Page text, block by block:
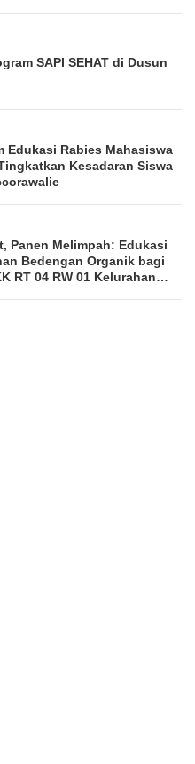
SAPI SEHAT di Dusun
Edukasi Rabies Mahasiswa
Kesadaran Siswa
Panen Melimpah: Edukasi
Bedengan Organik bagi
RT 04 RW 01 Kelurahan